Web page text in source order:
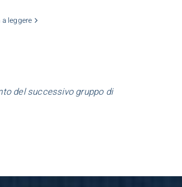
leggere
del successivo gruppo di